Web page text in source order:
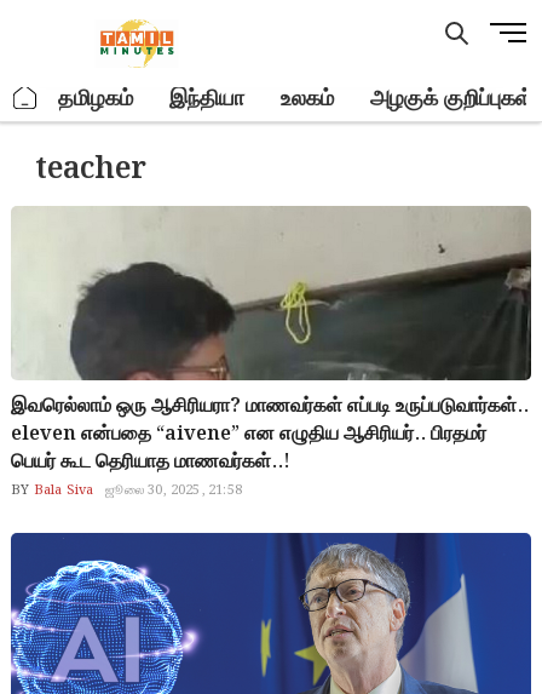
M
u
n
. தமிழகம் இந்தியா உலகம் அழகுக் குறிப்புகள்
teacher
இவரெல்லாம் ஒரு ஆசிரியரா? மாணவர்கள் எப்படி உருப்படுவார்கள்..
eleven என்பதை “aivene” என எழுதிய ஆசிரியர்.. பிரதமர்
பெயர் கூட தெரியாத மாணவர்கள்..!
BY Bala Siva ஜூலை 30, 2025, 21:58